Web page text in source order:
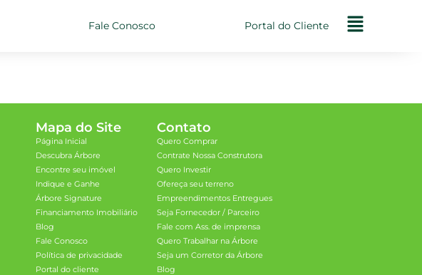
Fale Conosco Portal do Cliente
Mapa do Site
Página Inicial
Descubra Árbore
Encontre seu imóvel
Indique e Ganhe
Árbore Signature
Financiamento Imobiliário
Blog
Fale Conosco
Política de privacidade
Portal do cliente
Contato
Quero Comprar
Contrate Nossa Construtora
Quero Investir
Ofereça seu terreno
Empreendimentos Entregues
Seja Fornecedor / Parceiro
Fale com Ass. de imprensa
Quero Trabalhar na Árbore
Seja um Corretor da Árbore
Blog